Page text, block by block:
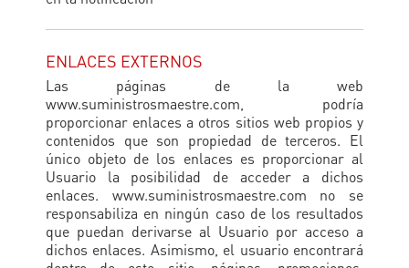
ENLACES EXTERNOS
Las páginas de la web
www.suministrosmaestre.com, podría
proporcionar enlaces a otros sitios web propios y
contenidos que son propiedad de terceros. El
único objeto de los enlaces es proporcionar al
Usuario la posibilidad de acceder a dichos
enlaces. www.suministrosmaestre.com no se
responsabiliza en ningún caso de los resultados
que puedan derivarse al Usuario por acceso a
dichos enlaces. Asimismo, el usuario encontrará